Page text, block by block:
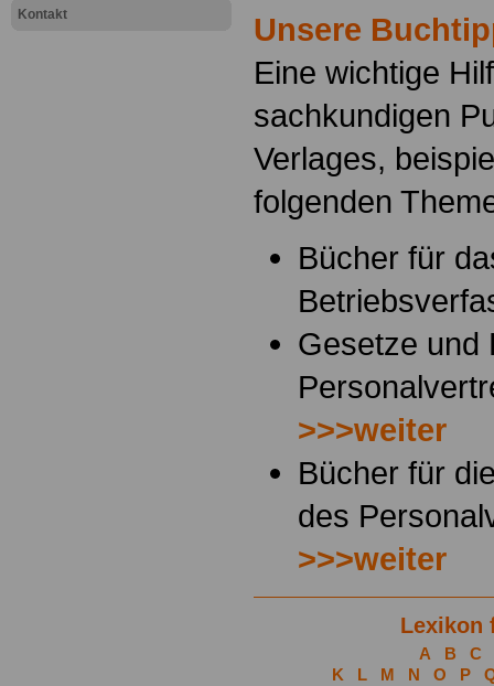
Kontakt
Unsere
Eine wichtige
sachkundigen
Verlages,
folgenden
Bücher für
Gesetze und
>>>weiter
Bücher für
des
>>>weiter
Lexikon
A B
C
K
L M N O P